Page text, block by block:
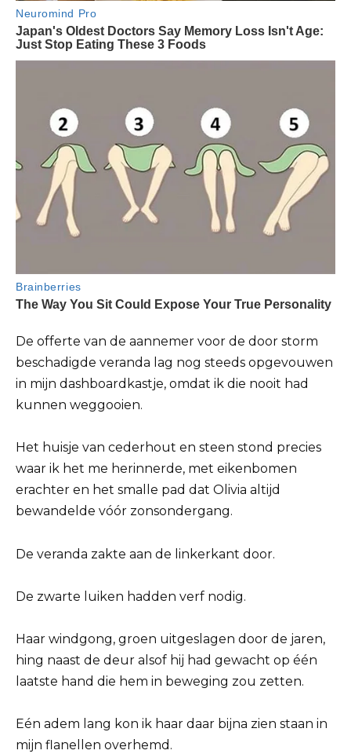
De offerte van de aannemer voor de door storm
beschadigde veranda lag nog steeds opgevouwen
in mijn dashboardkastje, omdat ik die nooit had
kunnen weggooien.
Het huisje van cederhout en steen stond precies
waar ik het me herinnerde, met eikenbomen
erachter en het smalle pad dat Olivia altijd
bewandelde vóór zonsondergang.
De veranda zakte aan de linkerkant door.
De zwarte luiken hadden verf nodig.
Haar windgong, groen uitgeslagen door de jaren,
hing naast de deur alsof hij had gewacht op één
laatste hand die hem in beweging zou zetten.
Eén adem lang kon ik haar daar bijna zien staan in
mijn flanellen overhemd.